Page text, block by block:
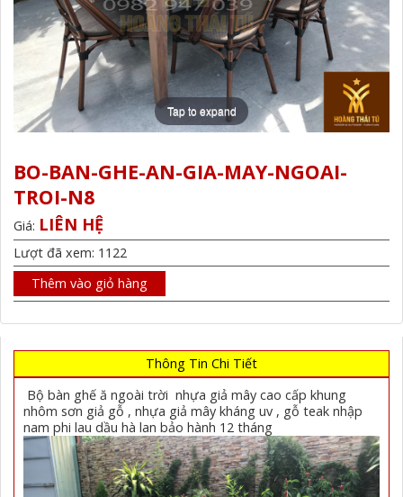
Tap to expand
BO-BAN-GHE-AN-GIA-MAY-NGOAI-
TROI-N8
Giá: LIÊN HỆ
Lượt đã xem: 1122
Thêm vào giỏ hàng
Thông Tin Chi Tiết
Bộ bàn ghế ă ngoài trời nhựa giả mây cao cấp khung
nhôm sơn giả gỗ , nhựa giả mây kháng uv , gỗ teak nhập
nam phi lau dầu hà lan bảo hành 12 tháng